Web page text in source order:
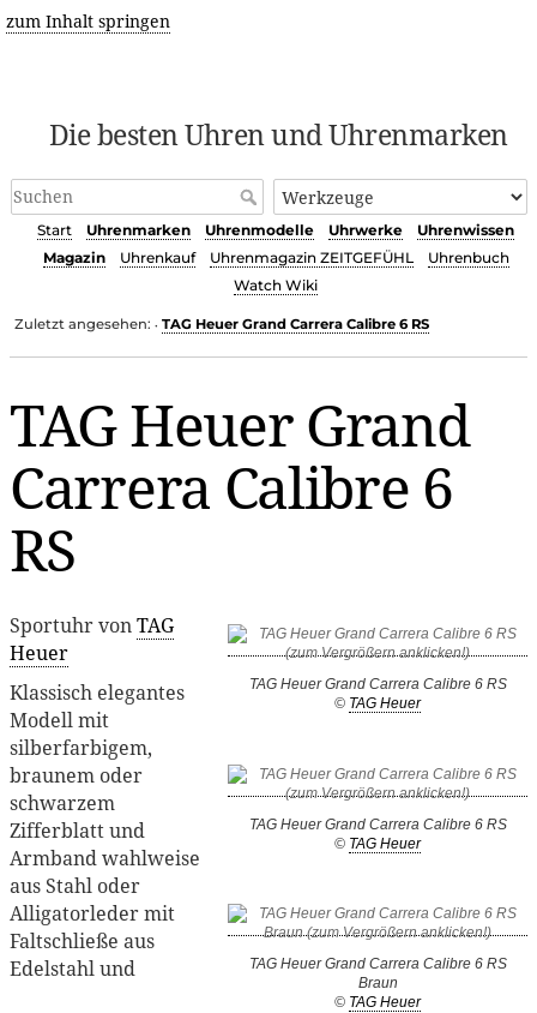
zum Inhalt springen
Die besten Uhren und Uhrenmarken
Start Uhrenmarken Uhrenmodelle Uhrwerke
Uhrenwissen
Magazin
Uhrenkauf Uhrenmagazin ZEITGEFÜHL
Uhrenbuch
Watch Wiki
Zuletzt angesehen: • TAG Heuer Grand Carrera Calibre 6 RS
TAG Heuer Grand
Carrera Calibre 6
RS
TAG Heuer Grand Carrera Calibre 6 RS
© TAG Heuer
TAG Heuer Grand Carrera Calibre 6 RS
© TAG Heuer
TAG Heuer Grand Carrera Calibre 6 RS
Braun
© TAG Heuer
Sportuhr vonTAG
Heuer
Klassisch elegantes
Modell mit
silberfarbigem,
braunem oder
schwarzem
Zifferblatt und
Armband wahlweise
aus Stahl oder
Alligatorleder mit
Faltschließe aus
Edelstahl und